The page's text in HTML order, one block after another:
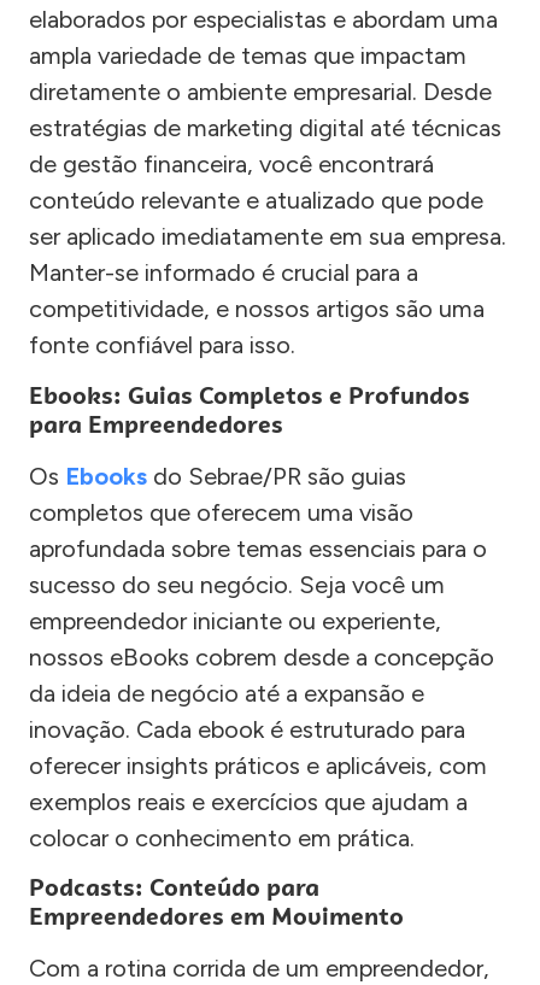
elaborados por especialistas e abordam uma
ampla variedade de temas que impactam
diretamente o ambiente empresarial. Desde
estratégias de marketing digital até técnicas
de gestão financeira, você encontrará
conteúdo relevante e atualizado que pode
ser aplicado imediatamente em sua empresa.
Manter-se informado é crucial para a
competitividade, e nossos artigos são uma
fonte confiável para isso.
Ebooks: Guias Completos e Profundos
para Empreendedores
Os Ebooks do Sebrae/PR são guias
completos que oferecem uma visão
aprofundada sobre temas essenciais para o
sucesso do seu negócio. Seja você um
empreendedor iniciante ou experiente,
nossos eBooks cobrem desde a concepção
da ideia de negócio até a expansão e
inovação. Cada ebook é estruturado para
oferecer insights práticos e aplicáveis, com
exemplos reais e exercícios que ajudam a
colocar o conhecimento em prática.
Podcasts: Conteúdo para
Empreendedores em Movimento
Com a rotina corrida de um empreendedor,